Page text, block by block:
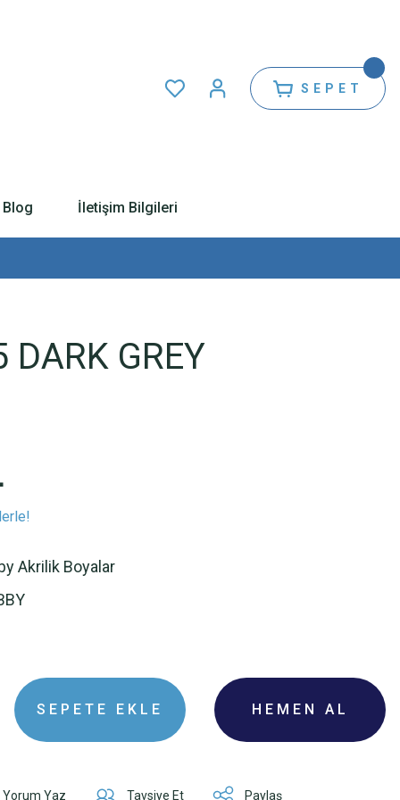
SEPET
Blog İletişim Bilgileri
GREY
Akrilik Boyalar
SEPETE EKLE HEMEN AL
Yorum Yaz Tavsiye Et Paylaş